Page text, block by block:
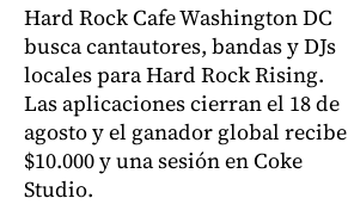
Hard Rock Cafe Washington DC
busca cantautores, bandas y DJs
locales para Hard Rock Rising.
Las aplicaciones cierran el 18 de
agosto y el ganador global recibe
$10.000 y una sesión en Coke
Studio.